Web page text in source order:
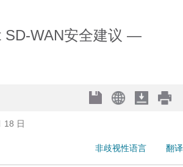
SD-WAN安全建议 —
18 日
非歧视性语言
翻译